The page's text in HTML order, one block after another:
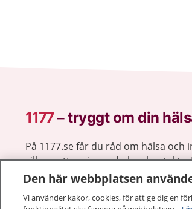
1177–tryggt om din
På 1177.se får du råd om hälsa
vilka mottagningar du kan
och göra dina vårdärenden. Ring
sjukvårdsrådgivning dygnet runt.
1177 ger dig råd när du vill må
Den här webbplatsen
Vi använder kakor, cookies, för att ge dig en